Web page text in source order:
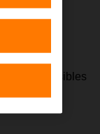
de posibles